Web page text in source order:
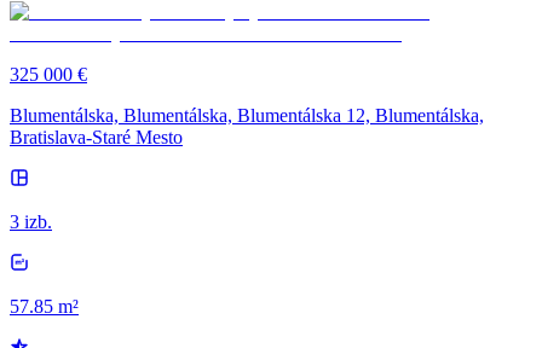
325 000 €
Blumentálska, Blumentálska, Blumentálska 12, Blumentálska,
Bratislava-Staré Mesto
3 izb.
57.85 m²